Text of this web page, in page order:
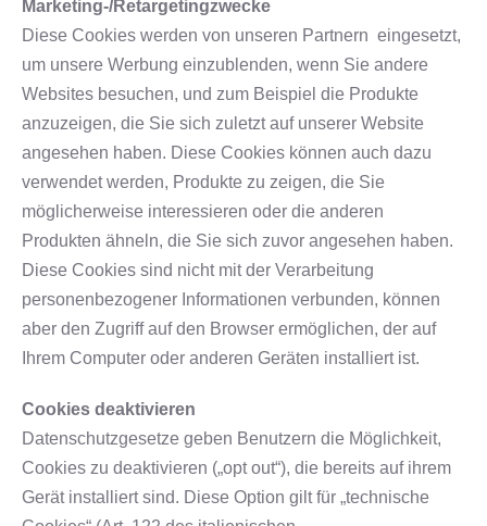
Marketing-/Retargetingzwecke
Diese Cookies werden von unseren Partnern eingesetzt,
um unsere Werbung einzublenden, wenn Sie andere
Websites besuchen, und zum Beispiel die Produkte
anzuzeigen, die Sie sich zuletzt auf unserer Website
angesehen haben. Diese Cookies können auch dazu
verwendet werden, Produkte zu zeigen, die Sie
möglicherweise interessieren oder die anderen
Produkten ähneln, die Sie sich zuvor angesehen haben.
Diese Cookies sind nicht mit der Verarbeitung
personenbezogener Informationen verbunden, können
aber den Zugriff auf den Browser ermöglichen, der auf
Ihrem Computer oder anderen Geräten installiert ist.
Cookies deaktivieren
Datenschutzgesetze geben Benutzern die Möglichkeit,
Cookies zu deaktivieren („opt out“), die bereits auf ihrem
Gerät installiert sind. Diese Option gilt für „technische